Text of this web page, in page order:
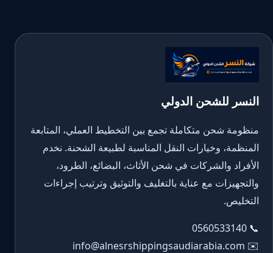
النسر للشحن الدولي
منظومة شحن متكاملة تجمع بين التخطيط العملي، المتابعة
المنظمة، وخيارات النقل المناسبة لطبيعة الشحنة. نخدم
الأفراد والشركات في شحن الأثاث، البضائع، الطرود،
والتجهيزات مع عناية بالتغليف والتوثيق وترتيب إجراءات
التخليص.
📞
0560533140
✉️
info@alnesrshippingsaudiarabia.com